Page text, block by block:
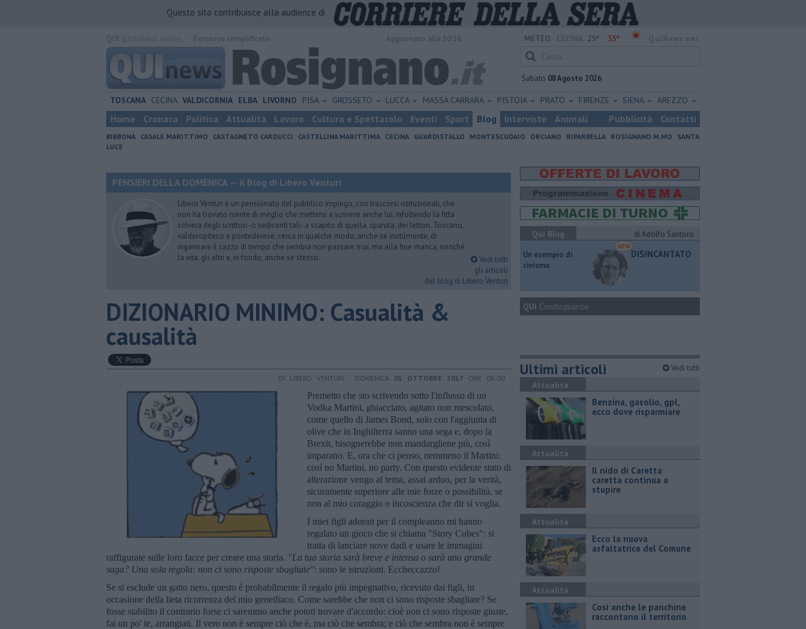
Questo sito contribuisce alla audience di
METEO: 25° 35°
Sabato 08 Agosto 2026
TOSCANA CECINA VALDICORNIA ELBA LIVORNO PISA GROSSETO LUCCA MASSA CARRARA PISTOIA PRATO FIRENZE SIENA AREZZO
Home Cronaca Politica Attualità Lavoro Cultura e Spettacolo Eventi Sport Blog Interviste Animali Pubblicità Contatti
BIBBONA CASALE MARITTIMO CASTAGNETO CARDUCCI CASTELLINA MARITTIMA CECINA GUARDISTALLO MONTESCUDAIO ORCIANO RIPARBELLA ROSIGNANO M.MO
SANTA
LUCE
PENSIERI DELLA DOMENICA — il Blog di Libero Venturi
Libero Venturi è un pensionato del pubblico impiego, con trascorsi istituzionali, che
non ha trovato niente di meglio che mettersi a scrivere anche lui, infoltendo la fitta
schiera degli scrittori -o sedicenti tali- a scapito di quella, sparuta, dei lettori. Toscano,
valderopiteco e pontederese, cerca in qualche modo, anche se inutilmente, di
ingannare il cazzo di tempo che sembra non passare mai, ma alla fine manca, nonché
la vita, gli altri e, in fondo, anche se stesso.
Vedi tutti
gli articoli
del blog di Libero Venturi
DIZIONARIO MINIMO: ​Casualità &
causalità
DI LIBERO VENTURI - DOMENICA 01 OTTOBRE 2017 ORE 08:00
Premetto che sto scrivendo sotto l'influsso di un
Vodka Martini, ghiacciato, agitato non mescolato,
come quello di James Bond, solo con l'aggiunta di
olive che in Inghilterra sanno una sega e, dopo la
Brexit, bisognerebbe non mandargliene più, così
imparano. E, ora che ci penso, nemmeno il Martini:
così no Martini, no party. Con questo evidente stato di
alterazione vengo al tema, assai arduo, per la verità,
sicuramente superiore alle mie forze o possibilità, se
non al mio coraggio o incoscienza che dir si voglia.
I miei figli adorati per il compleanno mi hanno
regalato un gioco che si chiama "Story Cubes": si
tratta di lanciare nove dadi e usare le immagini
raffigurate sulle loro facce per creare una storia. "La tua storia sarà breve e intensa o sarà una grande
saga? Una sola regola: non ci sono risposte sbagliate": sono le istruzioni. Eccheccazzo!
Se si esclude un gatto nero, questo è probabilmente il regalo più impegnativo, ricevuto dai figli, in
occasione della lieta ricorrenza del mio genetliaco. Come sarebbe che non ci sono risposte sbagliate? Se
fosse stabilito il contrario forse ci saremmo anche potuti trovare d'accordo: cioè non ci sono risposte giuste,
fai un po' te, arrangiati. Il vero non è sempre ciò che è, ma ciò che sembra; e ciò che sembra non è sempre
Qui Blog
di Adolfo Santoro
​Un esempio di
civismo
DISINCANTATO
QUI Condoglianze
Ultimi articoli Vedi tutti
Attualità
​Benzina, gasolio, gpl,
ecco dove risparmiare
Attualità
Il nido di Caretta
caretta continua a
stupire
Attualità
Ecco la nuova
asfaltatrice del Comune
Attualità
Così anche le panchine
raccontano il territorio